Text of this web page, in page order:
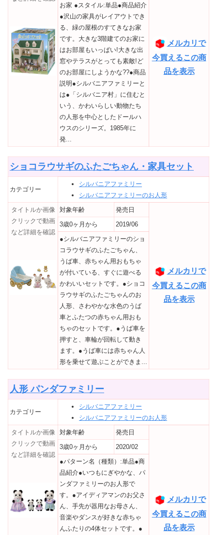
メルカリで
今買えるこの商
品を表示
お家 ●スタイル:単品●商品紹介
●沢山の家具がレイアウトでき
る、緑の屋根のすてきなお家
です。大きな3階建てのお家に
はお部屋もいっぱい!大きな出
窓やテラスがとっても素敵!ど
のお部屋にしようかな??●商品
説明●シルバニアファミリーと
は●「シルバニア村」に住むと
いう、かわいらしい動物たち
の人形を中心としたドールハ
ウスのシリーズ。1985年に
発...
ショコラウサギのふたごちゃん・家具セット
カテゴリー
シルバニアファミリー
シルバニアファミリーのお人形
タイトルか画像
クリックで動画
など詳細を確認
対象年齢 発売日
メルカリで
今買えるこの商
品を表示
3歳0ヶ月から
2019/06
●シルバニアファミリーのショ
コラウサギのふたごちゃん、
うば車、赤ちゃん用おもちゃ
が付いている、すぐに遊べる
かわいいセットです。●ショコ
ラウサギのふたごちゃんのお
人形、さわやかな水色のうば
車とふたつの赤ちゃん用おも
ちゃのセットです。●うば車を
押すと、車輪が回転して動き
ます。●うば車には赤ちゃん人
形を乗せて遊ぶことができま...
人形 パンダファミリー
カテゴリー
シルバニアファミリー
シルバニアファミリーのお人形
タイトルか画像
クリックで動画
など詳細を確認
対象年齢 発売日
メルカリで
今買えるこの商
品を表示
3歳0ヶ月から
2020/02
●パターン名（種類）:単品●商
品紹介●いつもにぎやかな、パ
ンダファミリーのお人形で
す。●アイディアマンのお父さ
ん、手先が器用なお母さん、
音楽やダンスが好きな赤ちゃ
んふたりの4体セットです。●